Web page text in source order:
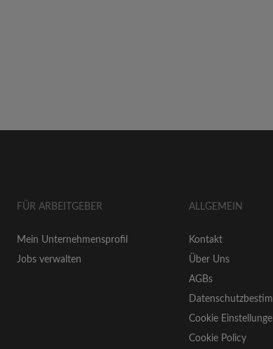
FÜR ARBEITGEBER
Mein Unternehmensprofil
Jobs verwalten
ALLGEMEIN
Kontakt
Über Uns
AGBs
Cookie
Cookie Policy